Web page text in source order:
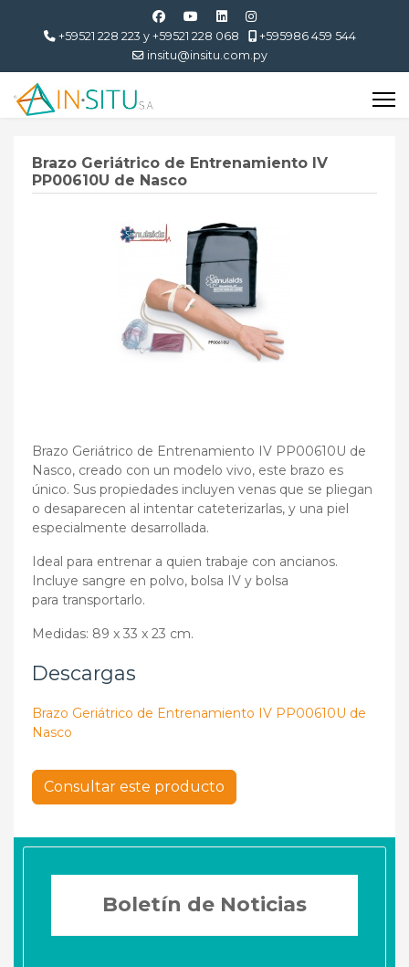
+59521 228 223 y +59521 228 068
+595986 459 544
insitu@insitu.com.py
Brazo Geriátrico de Entrenamiento IV
PP00610U de Nasco
Brazo Geriátrico de Entrenamiento IV PP00610U de
Nasco, creado con un modelo vivo, este brazo es
único. Sus propiedades incluyen venas que se pliegan
o desaparecen al intentar cateterizarlas, y una piel
especialmente desarrollada.
Ideal para entrenar a quien trabaje con ancianos.
Incluye sangre en polvo, bolsa IV y bolsa
para transportarlo.
Medidas: 89 x 33 x 23 cm.
Descargas
Brazo Geriátrico de Entrenamiento IV PP00610U de
Nasco
Consultar este producto
Boletín de Noticias